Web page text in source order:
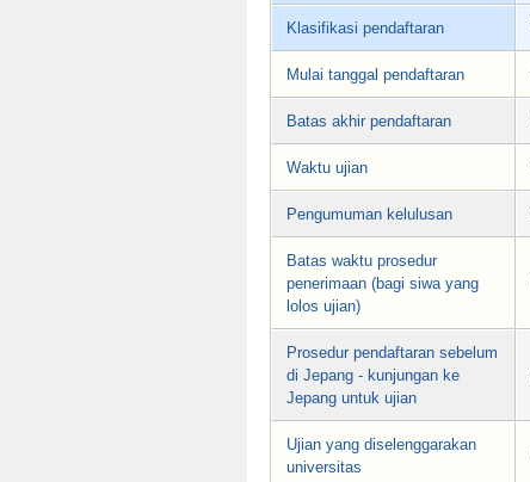
Klasifikasi pendaftaran
Mulai tanggal pendaftaran
Batas akhir pendaftaran
Waktu ujian
Pengumuman kelulusan
Batas waktu prosedur
penerimaan (bagi siwa yang
lolos ujian)
Prosedur pendaftaran sebelum
di Jepang - kunjungan ke
Jepang untuk ujian
Ujian yang diselenggarakan
universitas